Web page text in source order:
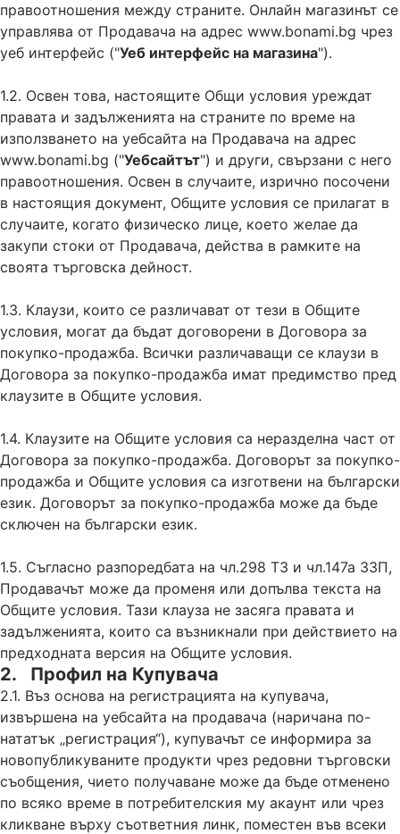
правоотношения между страните. Онлайн магазинът се
управлява от Продавача на адрес www.bonami.bg чрез
уеб интерфейс ("Уеб интерфейс на магазина").
1.2. Освен това, настоящите Общи условия уреждат
правата и задълженията на страните по време на
използването на уебсайта на Продавача на адрес
www.bonami.bg ("Уебсайтът") и други, свързани с него
правоотношения. Освен в случаите, изрично посочени
в настоящия документ, Общите условия се прилагат в
случаите, когато физическо лице, което желае да
закупи стоки от Продавача, действа в рамките на
своята търговска дейност.
1.3. Клаузи, които се различават от тези в Общите
условия, могат да бъдат договорени в Договора за
покупко-продажба. Всички различаващи се клаузи в
Договора за покупко-продажба имат предимство пред
клаузите в Общите условия.
1.4. Клаузите на Общите условия са неразделна част от
Договора за покупко-продажба. Договорът за покупко-
продажба и Общите условия са изготвени на български
език. Договорът за покупко-продажба може да бъде
сключен на български език.
1.5. Съгласно разпоредбата на чл.298 ТЗ и чл.147а ЗЗП,
Продавачът може да променя или допълва текста на
Общите условия. Тази клауза не засяга правата и
задълженията, които са възникнали при действието на
предходната версия на Общите условия.
2. Профил на Купувача
2.1. Въз основа на регистрацията на купувача,
извършена на уебсайта на продавача (наричана по-
нататък „регистрация“), купувачът се информира за
новопубликуваните продукти чрез редовни търговски
съобщения, чието получаване може да бъде отменено
по всяко време в потребителския му акаунт или чрез
кликване върху съответния линк, поместен във всеки